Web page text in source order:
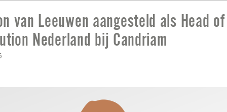
HEAD OF DISTRIBUTION
van Leeuwen aangesteld als Head of
Nederland bij Candriam